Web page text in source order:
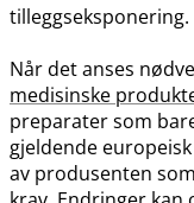
tilleggseksponering.
Når det anses
medisinske
preparater som
gjeldende
av produsenten